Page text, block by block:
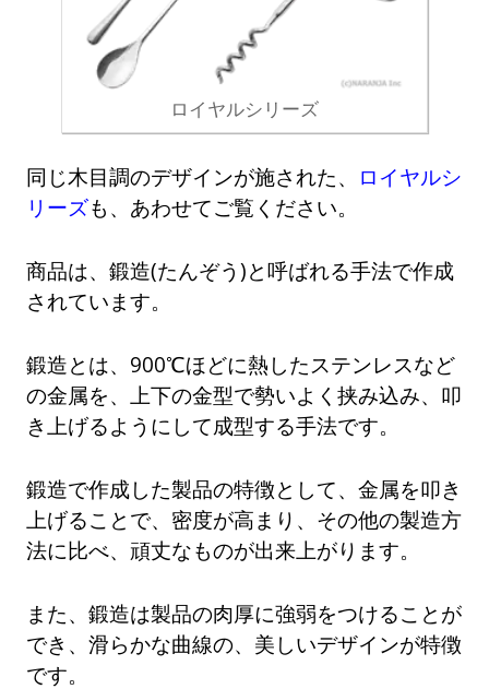
ロイヤルシリーズ
同じ木目調のデザインが施された、
ロイヤルシ
リーズも、あわせてご覧ください。
商品は、鍛造(たんぞう)と呼ばれる手法で作成
されています。
鍛造とは、900℃ほどに熱したステンレスなど
の金属を、上下の金型で勢いよく挟み込み、叩
き上げるようにして成型する手法です。
鍛造で作成した製品の特徴として、金属を叩き
上げることで、密度が高まり、その他の製造方
法に比べ、頑丈なものが出来上がります。
また、鍛造は製品の肉厚に強弱をつけることが
でき、滑らかな曲線の、美しいデザインが特徴
です。